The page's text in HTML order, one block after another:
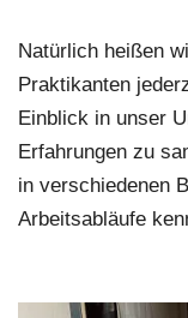
Natürlich heißen
Praktikanten
Einblick in unser
Erfahrungen zu
in verschiedenen
Arbeitsabläufe